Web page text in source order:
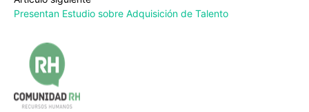
Presentan Estudio sobre Adquisición de Talento